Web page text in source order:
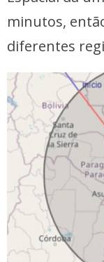
minutos,
diferentes